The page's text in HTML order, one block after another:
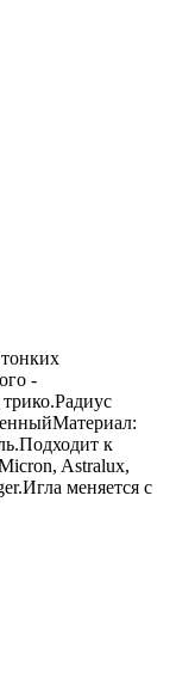
-
к
Astralux,
меняется с